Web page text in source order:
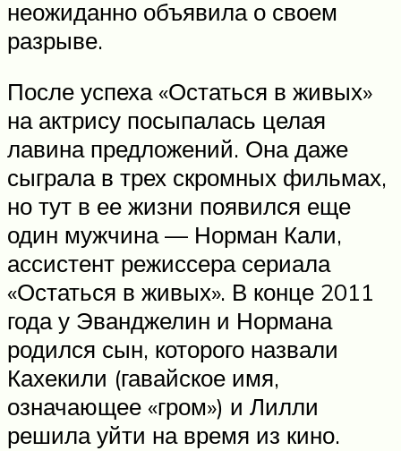
неожиданно объявила о своем
разрыве.
После успеха «Остаться в живых»
на актрису посыпалась целая
лавина предложений. Она даже
сыграла в трех скромных фильмах,
но тут в ее жизни появился еще
один мужчина — Норман Кали,
ассистент режиссера сериала
«Остаться в живых». В конце 2011
года у Эванджелин и Нормана
родился сын, которого назвали
Кахекили (гавайское имя,
означающее «гром») и Лилли
решила уйти на время из кино.